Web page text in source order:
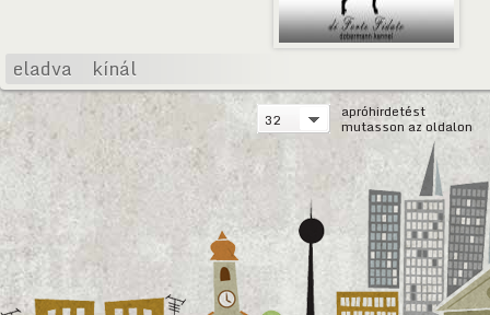
eladva kínál
32 apróhirdetést
mutasson az oldalon